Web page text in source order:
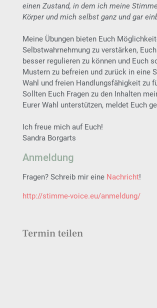
einen Zustand, in dem ich meine
Körper und mich selbst ganz und gar
Meine Übungen bieten Euch
Selbstwahrnehmung zu verstärken,
besser regulieren zu können und Euch
Mustern zu befreien und zurück in eine
Wahl und freien Handlungsfähigkeit zu
Sollten Euch Fragen zu den Inhalten
Eurer Wahl unterstützen, meldet Euch
Ich freue mich auf Euch!
Sandra Borgarts
Anmeldung
Fragen? Schreib mir eine Nachricht!
http://stimme-voice.eu/anmeldung/
Termin teilen